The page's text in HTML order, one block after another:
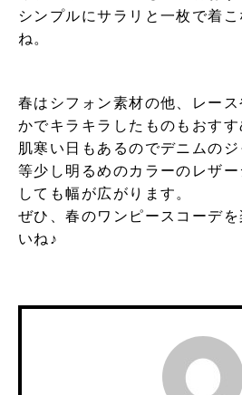
シンプルにサラリと一枚で着
ね。
春はシフォン素材の他、レー
かでキラキラしたものもおすす
肌寒い日もあるのでデニムの
等少し明るめのカラーのレザ
しても幅が広がります。
ぜひ、春のワンピースコーデ
いね♪